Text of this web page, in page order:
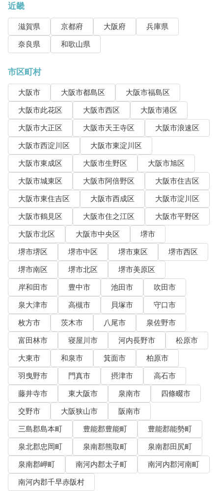
近畿
滋賀県 京都府 大阪府
兵庫県
奈良県
和歌山県
市区町村
大阪市 大阪市都島区
大阪市福島区
大阪市此花区
大阪市西区
大阪市港区
大阪市大正区
大阪市天王寺区
大阪市浪速区
大阪市西淀川区
大阪市東淀川区
大阪市東成区
大阪市生野区
大阪市旭区
大阪市城東区
大阪市阿倍野区
大阪市住吉区
大阪市東住吉区
大阪市西成区
大阪市淀川区
大阪市鶴見区
大阪市住之江区
大阪市平野区
大阪市北区
大阪市中央区
堺市
堺市堺区
堺市中区 堺市東区
堺市西区
堺市南区
堺市北区
堺市美原区
岸和田市
豊中市 池田市
吹田市
泉大津市
高槻市 貝塚市
守口市
枚方市
茨木市 八尾市
泉佐野市
富田林市
寝屋川市 河内長野市
松原市
大東市
和泉市 箕面市
柏原市
羽曳野市
門真市 摂津市
高石市
藤井寺市
東大阪市 泉南市
四條畷市
交野市
大阪狭山市
阪南市
三島郡島本町
豊能郡豊能町
豊能郡能勢町
泉北郡忠岡町
泉南郡熊取町
泉南郡田尻町
泉南郡岬町
南河内郡太子町
南河内郡河南町
南河内郡千早赤阪村